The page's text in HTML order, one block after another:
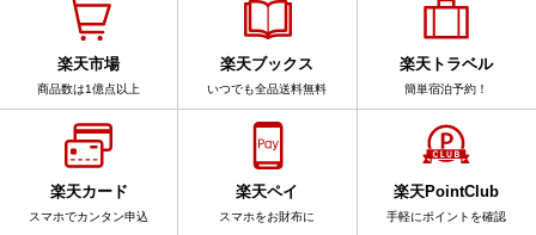
楽天市場
商品数は1億点以上
楽天ブックス
いつでも全品送料無料
楽天トラベル
簡単宿泊予約！
楽天カード
スマホでカンタン申込
楽天ペイ
スマホをお財布に
楽天PointClub
手軽にポイントを確認